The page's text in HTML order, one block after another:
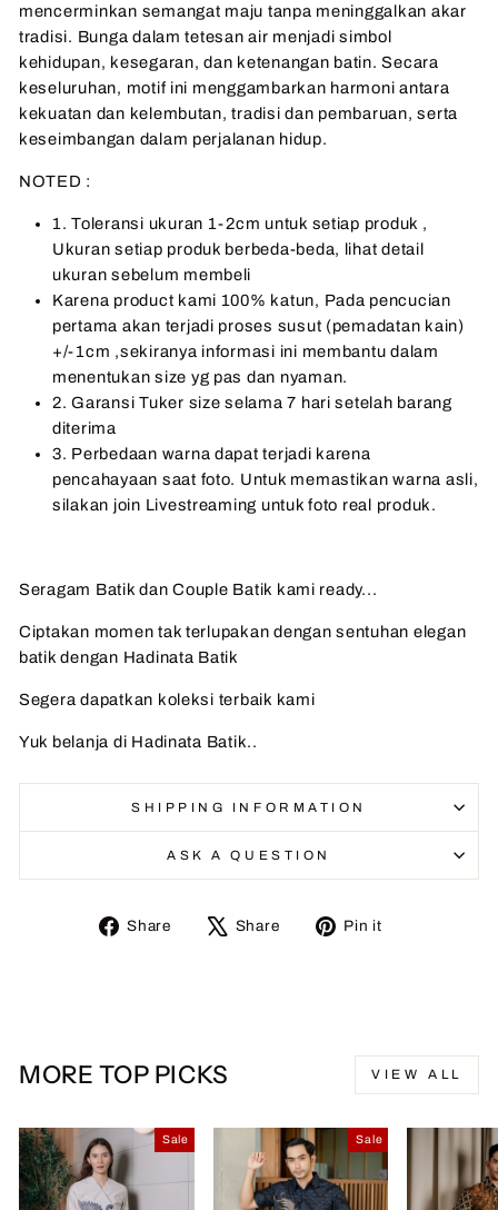
mencerminkan semangat maju tanpa meninggalkan akar
tradisi. Bunga dalam tetesan air menjadi simbol
kehidupan, kesegaran, dan ketenangan batin. Secara
keseluruhan, motif ini menggambarkan harmoni antara
kekuatan dan kelembutan, tradisi dan pembaruan, serta
keseimbangan dalam perjalanan hidup.
NOTED :
1. Toleransi ukuran 1-2cm untuk setiap produk ,
Ukuran setiap produk berbeda-beda, lihat detail
ukuran sebelum membeli
Karena product kami 100% katun, Pada pencucian
pertama akan terjadi proses susut (pemadatan kain)
+/-1cm ,sekiranya informasi ini membantu dalam
menentukan size yg pas dan nyaman.
2. Garansi Tuker size selama 7 hari setelah barang
diterima
3. Perbedaan warna dapat terjadi karena
pencahayaan saat foto. Untuk memastikan warna asli,
silakan join Livestreaming untuk foto real produk.
Seragam Batik dan Couple Batik kami ready...
Ciptakan momen tak terlupakan dengan sentuhan elegan
batik dengan Hadinata Batik
Segera dapatkan koleksi terbaik kami
Yuk belanja di Hadinata Batik..
SHIPPING INFORMATION
ASK A QUESTION
Share
Share
Share
Tweet Pin it
MORE TOP PICKS VIEW ALL
Sale Sale